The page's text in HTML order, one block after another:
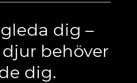
dig –
behöver
dig.